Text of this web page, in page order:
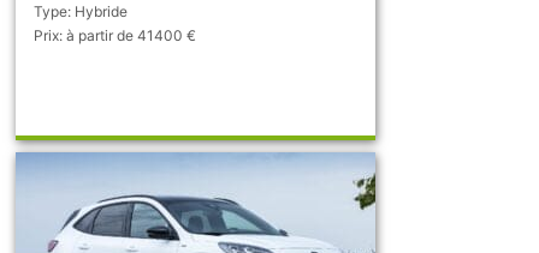
Type: Hybride
Prix: à partir de 41400 €